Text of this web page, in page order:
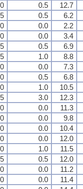
0.5 12.7
0.5 6.2
0.0 2.2
0.0 3.4
0.5 6.9
1.0 8.8
0.0 7.3
0.5 6.8
1.0 10.5
3.0 12.3
0.0 11.3
0.0 9.8
0.0 10.4
0.0 12.0
1.0 11.5
0.5 12.0
0.0 11.2
0.0 11.4